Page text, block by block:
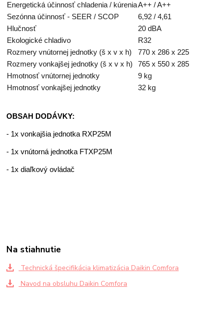
Energetická účinnosť chladenia / kúreniaA++ / A++
Sezónna účinnosť - SEER / SCOP
6,92 / 4,61
Hlučnosť
20 dBA
Ekologické chladivo
R32
Rozmery vnútornej jednotky (š x v x h)
770 x 286 x 225
Rozmery vonkajšej jednotky (š x v x h)
765 x 550 x 285
Hmotnosť vnútornej jednotky
9 kg
Hmotnosť vonkajšej jednotky
32 kg
OBSAH DODÁVKY:
- 1x vonkajšia jednotka RXP25M
- 1x vnútorná jednotka FTXP25M
- 1x diaľkový ovládač
Na stiahnutie
Technická špecifikácia klimatizácia Daikin Comfora
Navod na obsluhu Daikin Comfora